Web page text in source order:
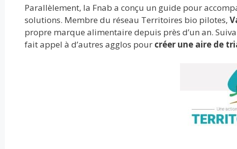
Parallèlement, la Fnab a conçu un guide pour
solutions. Membre du réseau Territoires bio pilotes,
propre marque alimentaire depuis près d’un an.
fait appel à d’autres agglos pour créer une aire de